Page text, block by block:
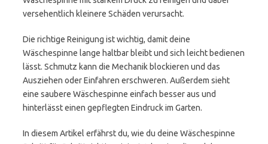
versehentlich kleinere Schäden verursacht.
Die richtige Reinigung ist wichtig, damit deine
Wäschespinne lange haltbar bleibt und sich leicht bedienen
lässt. Schmutz kann die Mechanik blockieren und das
Ausziehen oder Einfahren erschweren. Außerdem sieht
eine saubere Wäschespinne einfach besser aus und
hinterlässt einen gepflegten Eindruck im Garten.
In diesem Artikel erfährst du, wie du deine Wäschespinne